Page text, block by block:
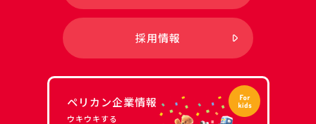
採用情報
ペリカン企業情報
ウキウキする